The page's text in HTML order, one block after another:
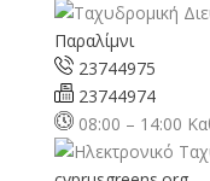
Παραλίμνι
23744975
23744974
08:00 – 14:00